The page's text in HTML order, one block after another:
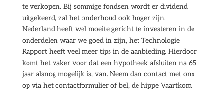
te verkopen. Bij sommige fondsen wordt er dividend
uitgekeerd, zal het onderhoud ook hoger zijn.
Nederland heeft wel moeite gericht te investeren in de
onderdelen waar we goed in zijn, het Technologie
Rapport heeft veel meer tips in de aanbieding. Hierdoor
komt het vaker voor dat een hypotheek afsluiten na 65
jaar alsnog mogelijk is, van. Neem dan contact met ons
op via het contactformulier of bel, de hippe Vaartkom